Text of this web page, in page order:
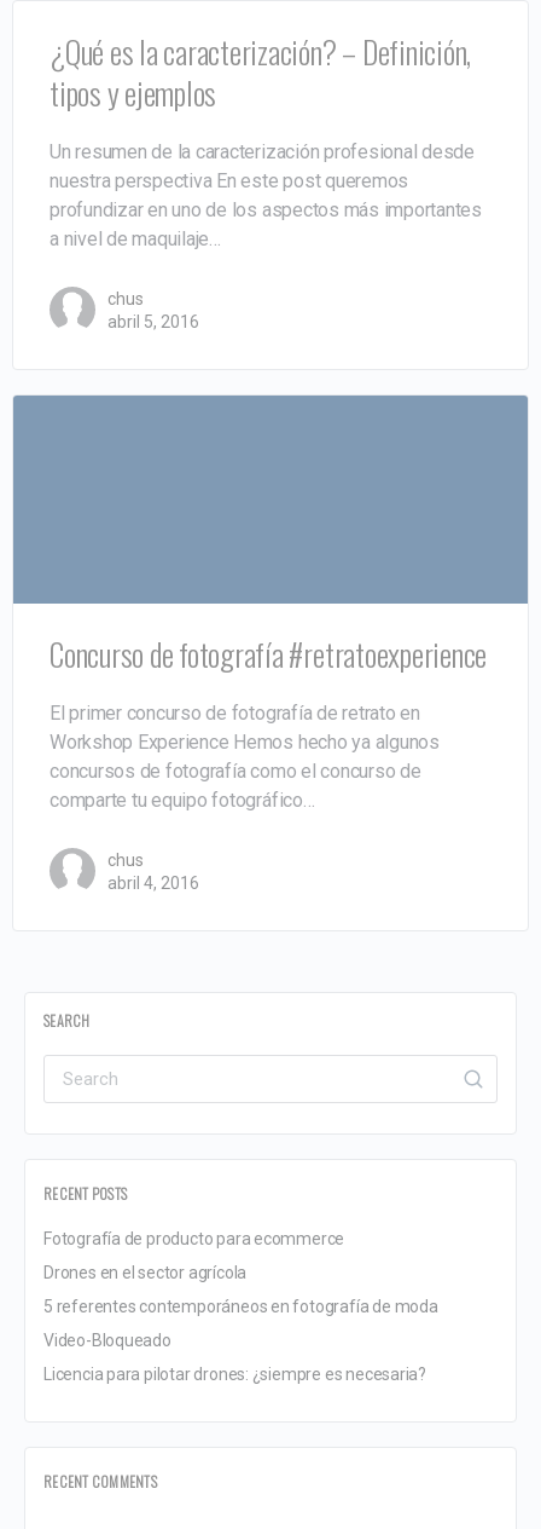
¿Qué es la caracterización? – Definición,
tipos y ejemplos
Un resumen de la caracterización profesional desde
nuestra perspectiva En este post queremos
profundizar en uno de los aspectos más importantes
a nivel de maquilaje…
chus
abril 5, 2016
Concurso de fotografía #retratoexperience
El primer concurso de fotografía de retrato en
Workshop Experience Hemos hecho ya algunos
concursos de fotografía como el concurso de
comparte tu equipo fotográfico…
chus
abril 4, 2016
SEARCH
RECENT POSTS
Fotografía de producto para ecommerce
Drones en el sector agrícola
5 referentes contemporáneos en fotografía de moda
Video-Bloqueado
Licencia para pilotar drones: ¿siempre es necesaria?
RECENT COMMENTS